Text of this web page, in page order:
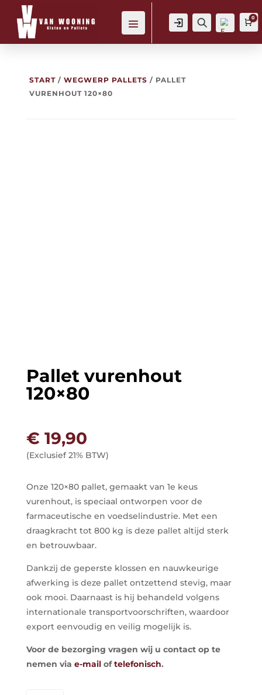
Login Zoeken
0
START/ WEGWERP PALLETS / PALLET
VURENHOUT 120×80
Pallet vurenhout
120×80
€ 19,90
(Exclusief 21% BTW)
Onze 120×80 pallet, gemaakt van 1e keus
vurenhout, is speciaal ontworpen voor de
farmaceutische en voedselindustrie. Met een
draagkracht tot 800 kg is deze pallet altijd sterk
en betrouwbaar.
Dankzij de geperste klossen en nauwkeurige
afwerking is deze pallet ontzettend stevig, maar
ook mooi. Daarnaast is hij behandeld volgens
internationale transportvoorschriften, waardoor
export eenvoudig en veilig mogelijk is.
Voor de bezorging vragen wij u contact op te
nemen via e-mailoftelefonisch.